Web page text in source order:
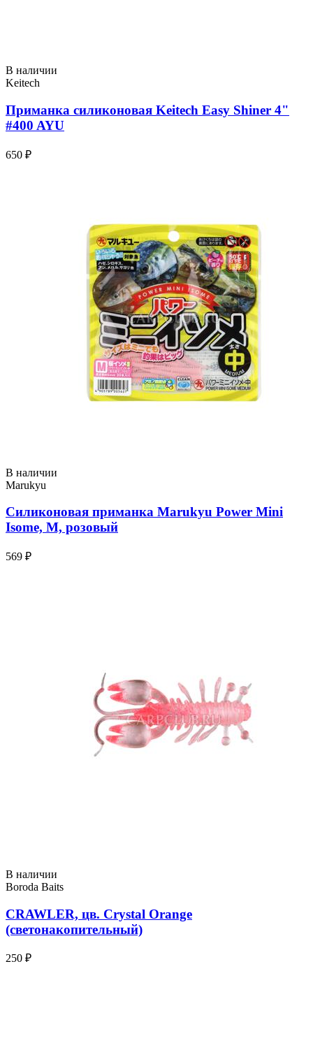
В наличии
Keitech
Приманка силиконовая Keitech Easy Shiner 4"
#400 AYU
650 ₽
В наличии
Marukyu
Силиконовая приманка Marukyu Power Mini
Isome, M, розовый
569 ₽
В наличии
Boroda Baits
CRAWLER, цв. Crystal Orange
(светонакопительный)
250 ₽